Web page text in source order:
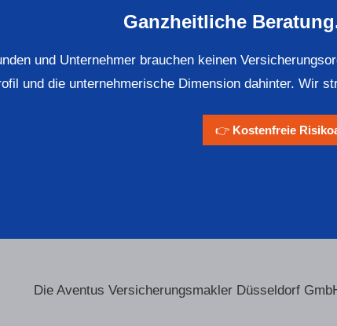
Ganzheitliche
und Unternehmer brauchen keinen
und die unternehmerische Dimension dahinter. Wir
👉 Kostenfreie
Die Aventus Ver­sicherungs­makler Düsseldorf